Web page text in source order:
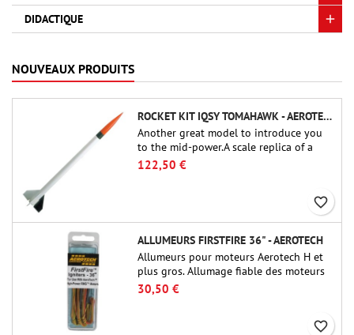
DIDACTIQUE
NOUVEAUX PRODUITS
ROCKET KIT IQSY TOMAHAWK - AEROTECH
Another great model to introduce you
to the mid-power.A scale replica of a
famous sounding rocket, small in size
and peefect to move to higher-level kits.
122,50 €
favorite_border
ALLUMEURS FIRSTFIRE 36" - AEROTECH
Allumeurs pour moteurs Aerotech H et
plus gros. Allumage fiable des moteurs
jusqu'à 91 cm de longu
30,50 €
favorite_border